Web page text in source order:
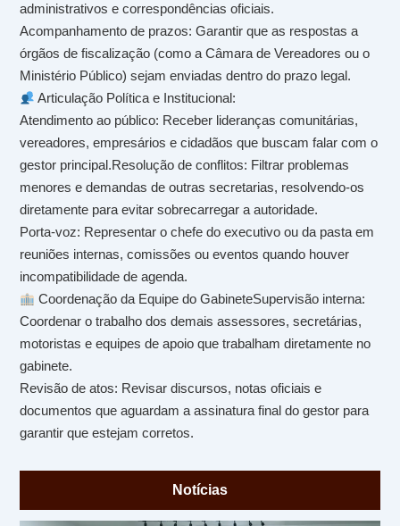
administrativos e correspondências oficiais.
Acompanhamento de prazos: Garantir que as respostas a
órgãos de fiscalização (como a Câmara de Vereadores ou o
Ministério Público) sejam enviadas dentro do prazo legal.
Articulação Política e Institucional:
Atendimento ao público: Receber lideranças comunitárias,
vereadores, empresários e cidadãos que buscam falar com o
gestor principal.Resolução de conflitos: Filtrar problemas
menores e demandas de outras secretarias, resolvendo-os
diretamente para evitar sobrecarregar a autoridade.
Porta-voz: Representar o chefe do executivo ou da pasta em
reuniões internas, comissões ou eventos quando houver
incompatibilidade de agenda.
Coordenação da Equipe do GabineteSupervisão interna:
Coordenar o trabalho dos demais assessores, secretárias,
motoristas e equipes de apoio que trabalham diretamente no
gabinete.
Revisão de atos: Revisar discursos, notas oficiais e
documentos que aguardam a assinatura final do gestor para
garantir que estejam corretos.
Notícias